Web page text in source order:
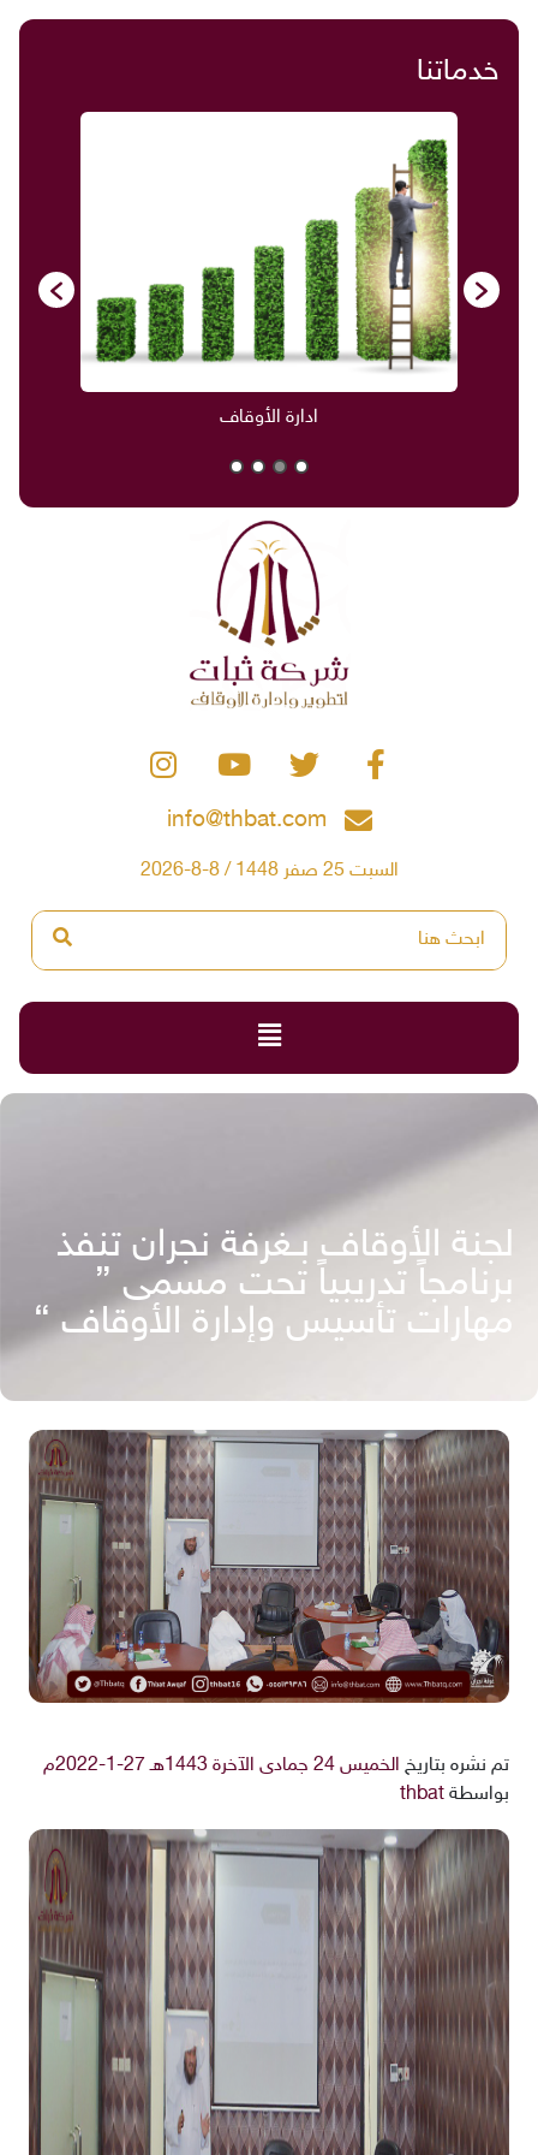
خدماتنا
ادارة الأوقاف
info@thbat.com
السبت 25 صفر 1448 / 8-8-2026
لجنة الأوقاف بـغرفة نجران تنفذ
برنامجاً تدريبياً تحت مسمى ”
مهارات تأسيس وإدارة الأوقاف “
تم نشره بتاريخ الخميس 24 جمادى الآخرة 1443هـ 27-1-2022م
بواسطة thbat